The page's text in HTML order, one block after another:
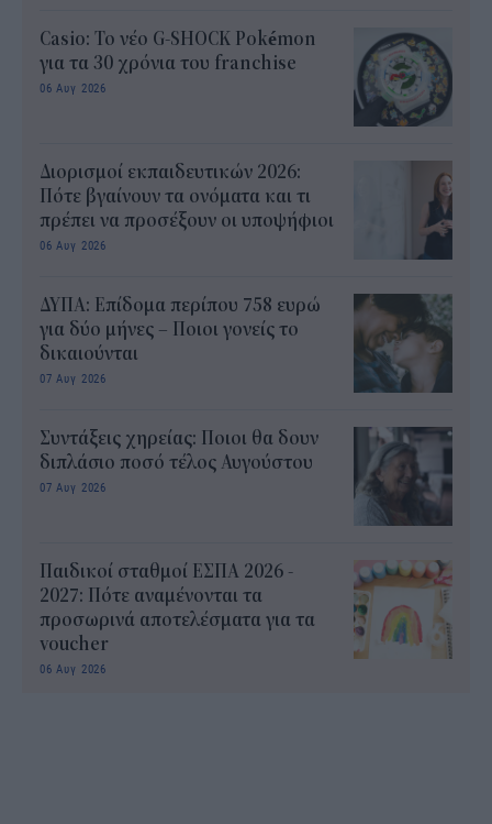
Casio: Το νέο G-SHOCK Pokémon
για τα 30 χρόνια του franchise
06 Αυγ 2026
Διορισμοί εκπαιδευτικών 2026:
Πότε βγαίνουν τα ονόματα και τι
πρέπει να προσέξουν οι υποψήφιοι
06 Αυγ 2026
ΔΥΠΑ: Επίδομα περίπου 758 ευρώ
για δύο μήνες – Ποιοι γονείς το
δικαιούνται
07 Αυγ 2026
Συντάξεις χηρείας: Ποιοι θα δουν
διπλάσιο ποσό τέλος Αυγούστου
07 Αυγ 2026
Παιδικοί σταθμοί ΕΣΠΑ 2026 -
2027: Πότε αναμένονται τα
προσωρινά αποτελέσματα για τα
voucher
06 Αυγ 2026